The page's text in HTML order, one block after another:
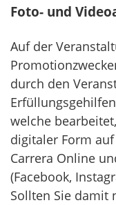
h
f
l
d
Foto- und
Auf der
durch den
welche
digitaler Form
Carrera Online
(Facebook,
Sollten Sie damit